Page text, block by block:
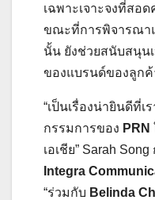
เฉพาะเจาะจงที่สอ
ขณะที่การพิจารณา
นั้น ยังช่วยสนับสนุน
ของแบรนด์ของลูกค้
“เป็นเรื่องน่ายินดีที่
กรรมการของ PRN
เอเชีย” Sarah
Integra
“ร่วมกับ Belinda